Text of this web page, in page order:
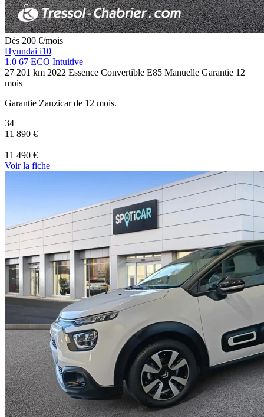
Dès 200 €/mois
Hyundai i10
1.0 67 ECO Intuitive
27 201 km 2022 Essence Convertible E85 Manuelle Garantie 12
mois
Garantie Zanzicar de 12 mois.
34
11 890 €
11 490 €
Voirla fiche